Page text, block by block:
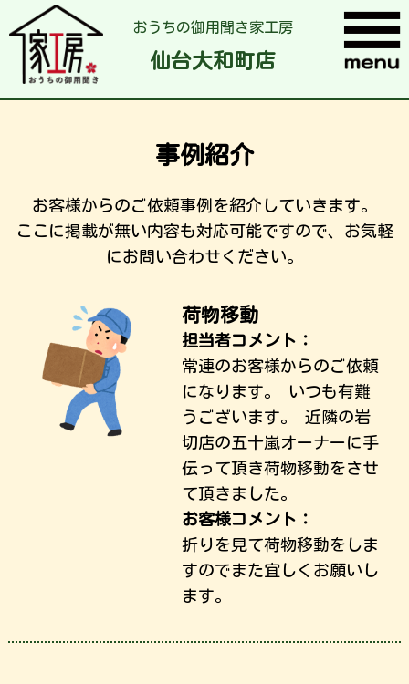
おうちの御用聞き家工房
仙台大和町店
事例紹介
お客様からのご依頼事例を紹介していきます。
ここに掲載が無い内容も対応可能ですので、お気軽
にお問い合わせください。
荷物移動
担当者コメント：
常連のお客様からのご依頼
になります。 いつも有難
うございます。 近隣の岩
切店の五十嵐オーナーに手
伝って頂き荷物移動をさせ
て頂きました。
お客様コメント：
折りを見て荷物移動をしま
すのでまた宜しくお願いし
ます。